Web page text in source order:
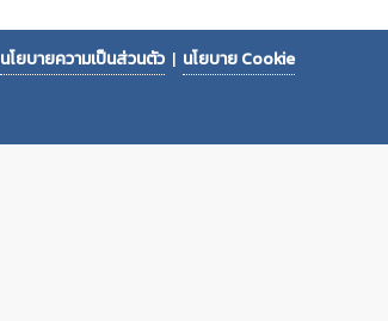
นโยบายความเป็นส่วนตัว | นโยบาย Cookie